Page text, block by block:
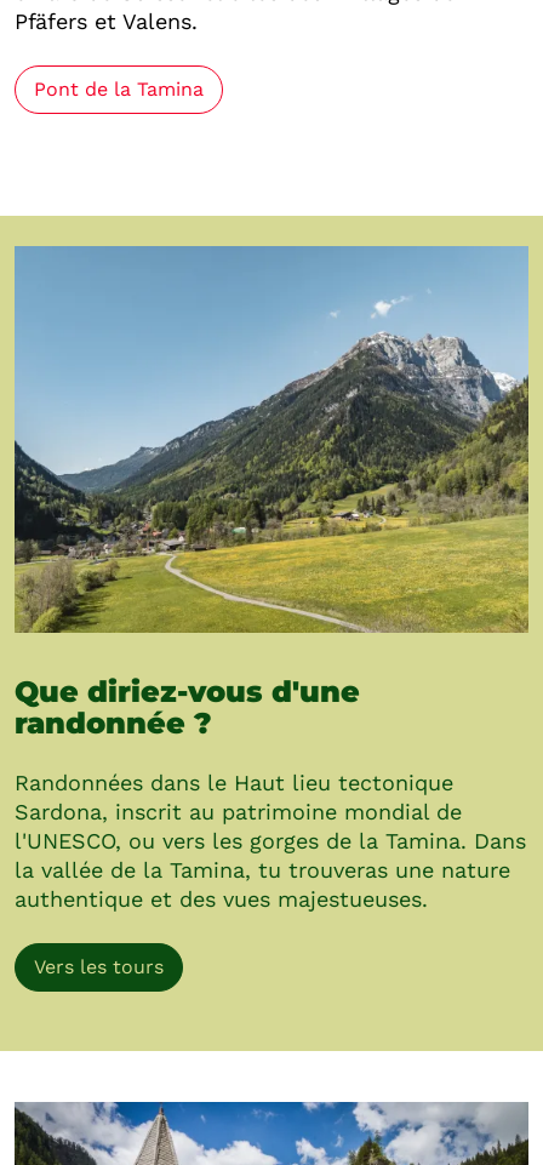
Pfäfers et Valens.
Pont de la Tamina
Que diriez-vous d'une
randonnée ?
Randonnées dans le Haut lieu tectonique
Sardona, inscrit au patrimoine mondial de
l'UNESCO, ou vers les gorges de la Tamina. Dans
la vallée de la Tamina, tu trouveras une nature
authentique et des vues majestueuses.
Vers les tours